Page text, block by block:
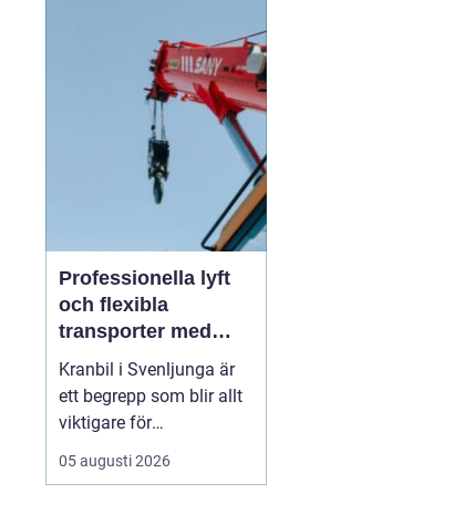
byggnader mår bättre,
boende trivs mer och
fastighetsägare får ...
Professionella lyft
och flexibla
transporter med
kranbil i Svenljunga
Kranbil i Svenljunga är
ett begrepp som blir allt
viktigare för
byggföretag, lantbrukare,
industrier och
05 augusti 2026